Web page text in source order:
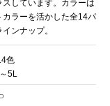
スしています。カラーは
カラーを活かした全14パ
ンナップ。
色
5L
へ進む